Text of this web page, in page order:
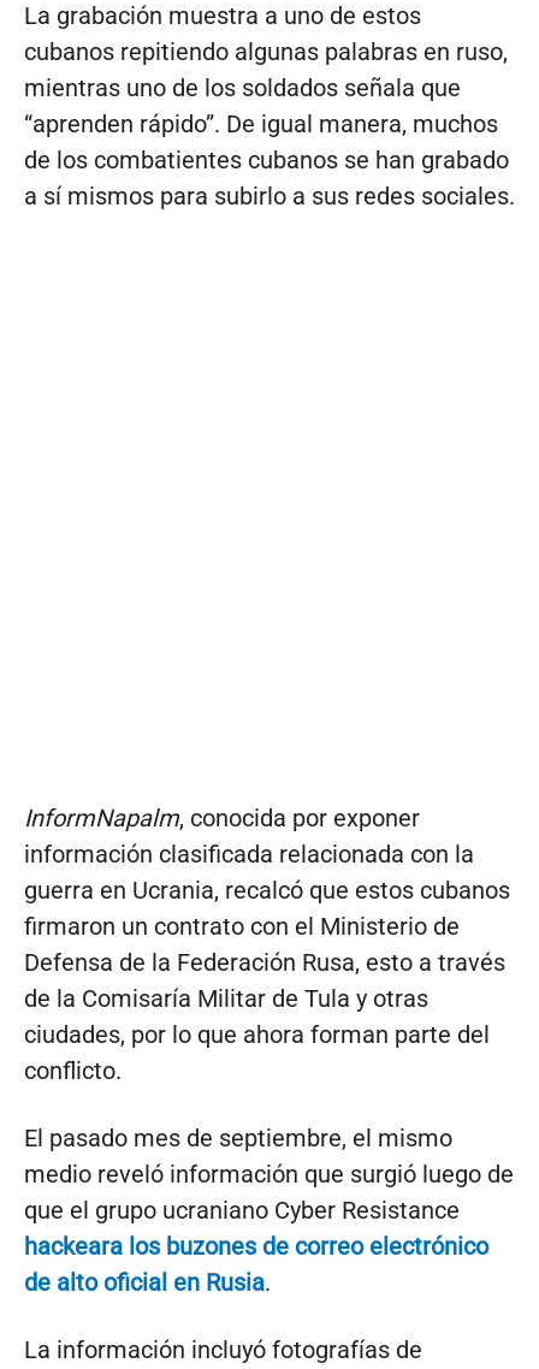
La grabación muestra a uno de estos
cubanos repitiendo algunas palabras en ruso,
mientras uno de los soldados señala que
“aprenden rápido”. De igual manera, muchos
de los combatientes cubanos se han grabado
a sí mismos para subirlo a sus redes sociales.
InformNapalm, conocida por exponer
información clasificada relacionada con la
guerra en Ucrania, recalcó que estos cubanos
firmaron un contrato con el Ministerio de
Defensa de la Federación Rusa, esto a través
de la Comisaría Militar de Tula y otras
ciudades, por lo que ahora forman parte del
conflicto.
El pasado mes de septiembre, el mismo
medio reveló información que surgió luego de
que el grupo ucraniano Cyber Resistance
hackeara los buzones de correo electrónico
de alto oficial en Rusia.
La información incluyó fotografías de